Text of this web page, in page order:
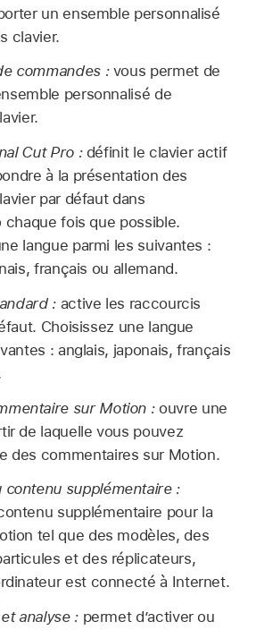
un ensemble personnalisé
clavier.
commandes :vous permet de
personnalisé de
Cut Pro :définit le clavier actif
à la présentation des
par défaut dans
chaque fois que possible.
langue parmi les suivantes :
français ou allemand.
:active les raccourcis
Choisissez une langue
: anglais, japonais, français
sur Motion :ouvre une
de laquelle vous pouvez
des commentaires sur Motion.
contenu supplémentaire :
supplémentaire pour la
tel que des modèles, des
et des réplicateurs,
est connecté à Internet.
analyse :permet d’activer ou